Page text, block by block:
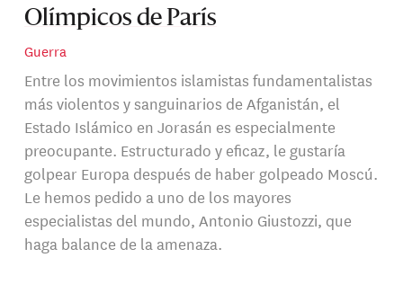
Olímpicos de París
Guerra
Entre los movimientos islamistas fundamentalistas
más violentos y sanguinarios de Afganistán, el
Estado Islámico en Jorasán es especialmente
preocupante. Estructurado y eficaz, le gustaría
golpear Europa después de haber golpeado Moscú.
Le hemos pedido a uno de los mayores
especialistas del mundo, Antonio Giustozzi, que
haga balance de la amenaza.